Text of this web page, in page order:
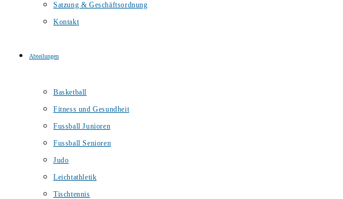
Satzung & Geschäftsordnung
Kontakt
Abteilungen
Basketball
Fitness und Gesundheit
Fussball Junioren
Fussball Senioren
Judo
Leichtathletik
Tischtennis